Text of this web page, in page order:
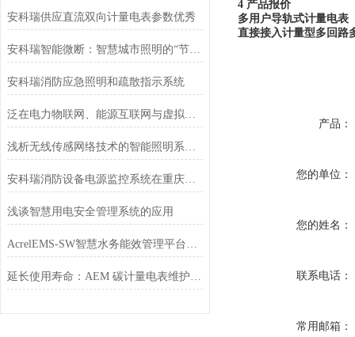
安科瑞供应直流双向计量电表参数优秀
安科瑞智能微断：智慧城市照明的“节能安全芯”
安科瑞消防应急照明和疏散指示系统
泛在电力物联网、能源互联网与虚拟电厂
浅析无线传感网络技术的智能照明系统在高校地下车库的应用实践
安科瑞消防设备电源监控系统在重庆杜拉维特厂房项目的设计与应用
浅谈智慧用电安全管理系统的应用
AcrelEMS-SW智慧水务能效管理平台解决方案
延长使用寿命：AEM 碳计量电表维护与管理
4 产品报价
多用户导轨式计量电表
直接接入计量型多回路
产品：
您的单位：
您的姓名：
联系电话：
常用邮箱：